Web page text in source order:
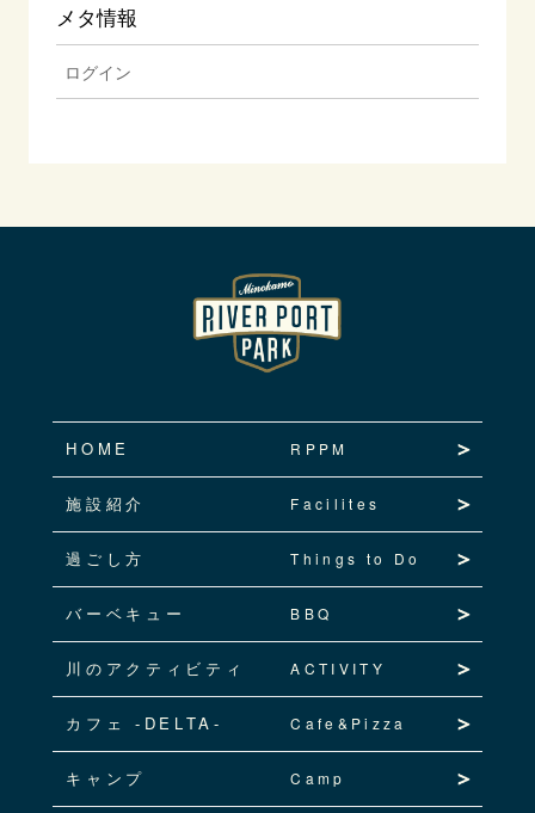
メタ情報
ログイン
HOME RPPM
施設紹介 Facilites
過ごし方 Things to Do
バーベキュー BBQ
川のアクティビティ ACTIVITY
カフェ -DELTA- Cafe&Pizza
キャンプ Camp